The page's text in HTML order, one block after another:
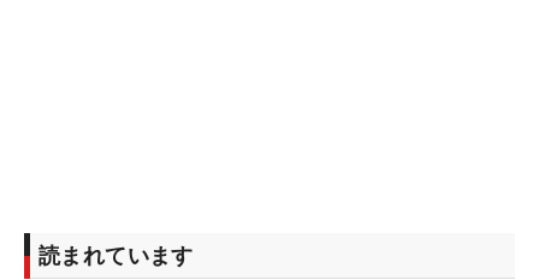
う強力な1本が完成した。
読まれています